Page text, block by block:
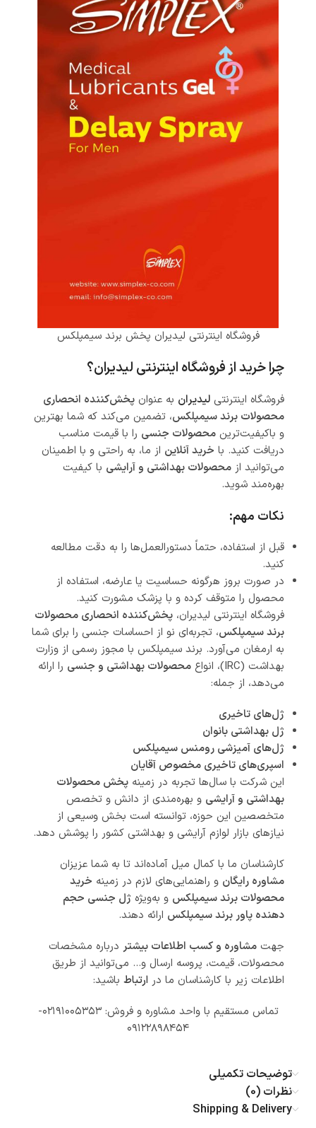
فروشگاه اینترنتی لیدیران پخش برند سیمپلکس
چرا خرید از فروشگاه اینترنتی لیدیران؟
فروشگاه اینترنتی لیدیران به عنوان پخش‌کننده انحصاری
محصولات برند سیمپلکس، تضمین می‌کند که شما بهترین
و باکیفیت‌ترین محصولات جنسی را با قیمت مناسب
دریافت کنید. با خرید آنلاین از ما، به راحتی و با اطمینان
می‌توانید از محصولات بهداشتی و آرایشی با کیفیت
بهره‌مند شوید.
نکات مهم:
قبل از استفاده، حتماً دستورالعمل‌ها را به دقت مطالعه
کنید.
در صورت بروز هرگونه حساسیت یا عارضه، استفاده از
محصول را متوقف کرده و با پزشک مشورت کنید.
فروشگاه اینترنتی لیدیران، پخش‌کننده انحصاری محصولات
برند سیمپلکس، تجربه‌ای نو از احساسات جنسی را برای شما
به ارمغان می‌آورد. برند سیمپلکس با مجوز رسمی از وزارت
بهداشت (IRC)، انواع
محصولات بهداشتی و جنسی را ارائه
می‌دهد، از جمله:
ژل‌های تاخیری
ژل بهداشتی بانوان
ژل‌های آمیزشی رومنس سیمپلکس
اسپری‌های تاخیری مخصوص آقایان
این شرکت با سال‌ها تجربه در زمینه پخش محصولات
بهداشتی و آرایشی و بهره‌مندی از دانش و تخصص
متخصصین این حوزه، توانسته است بخش وسیعی از
نیازهای بازار لوازم آرایشی و بهداشتی کشور را پوشش دهد.
کارشناسان ما با کمال میل آماده‌اند تا به شما عزیزان
مشاوره رایگان و راهنمایی‌های لازم در زمینه خرید
محصولات برند سیمپلکس و به‌ویژه ژل جنسی حجم
دهنده پاور برند سیمپلکس ارائه دهند.
جهت مشاوره و کسب اطلاعات بیشتر درباره مشخصات
محصولات، قیمت، پروسه ارسال و… می‌توانید از طریق
اطلاعات زیر با کارشناسان ما در ارتباط باشید:
تماس مستقیم با واحد مشاوره و فروش: ۰۲۱۹۱۰۰۵۳۵۳-
۰۹۱۲۲۸۹۸۴۵۴
توضیحات تکمیلی
نظرات (0)
Shipping & Delivery